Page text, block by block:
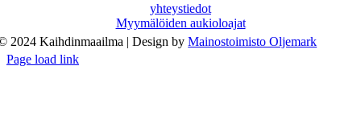
yhteystiedot
Myymälöiden aukioloajat
2024 Kaihdinmaailma | Design byMainostoimisto Oljemark
Page load link